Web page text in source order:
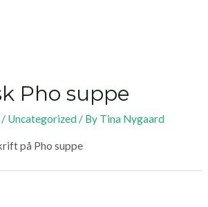
Pho suppe
/ Uncategorized/ By Tina Nygaard
på Pho suppe